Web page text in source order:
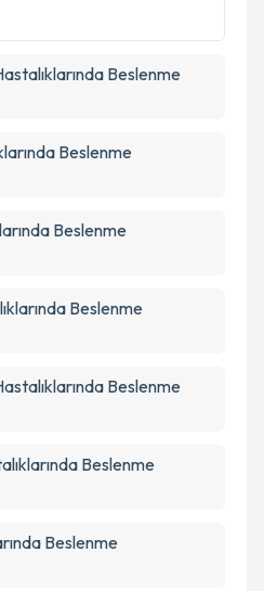
Beslenme
Beslenme
Beslenme
Beslenme
Beslenme
Beslenme
Beslenme